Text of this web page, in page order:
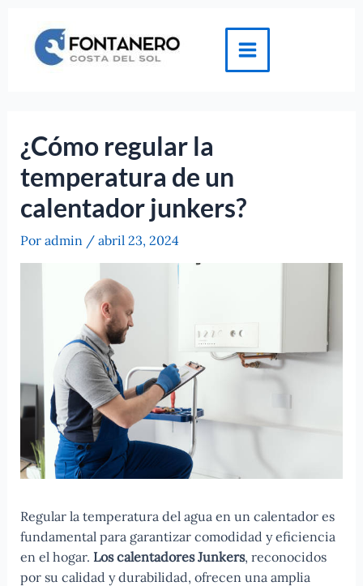
contenido
Main
¿Cómo regular la
temperatura de un
calentador junkers?
Por admin / abril 23, 2024
Regular la temperatura del agua en un calentador es
fundamental para garantizar comodidad y eficiencia
en el hogar. Los calentadores Junkers, reconocidos
por su calidad y durabilidad, ofrecen una amplia